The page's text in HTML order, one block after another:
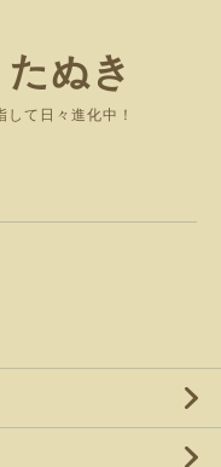
ぬき
て日々進化中！